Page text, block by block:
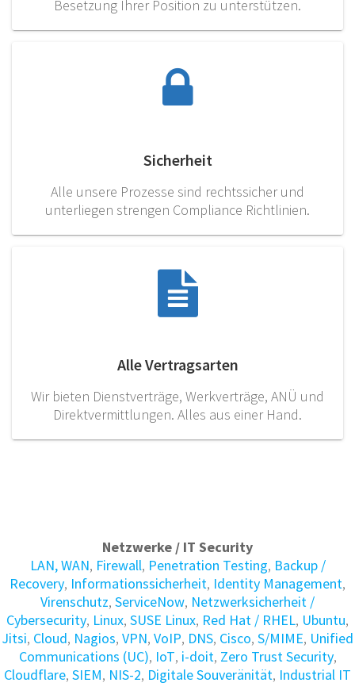
Besetzung Ihrer Position zu unterstützen.
Sicherheit
Alle unsere Prozesse sind rechtssicher und
unterliegen strengen Compliance Richtlinien.
Alle Vertragsarten
Wir bieten Dienstverträge, Werkverträge, ANÜ und
Direktvermittlungen. Alles aus einer Hand.
Netzwerke / IT Security
LAN, WAN, Firewall, Penetration Testing, Backup /
Recovery, Informations­sicherheit, Identity Manage­ment,
Virenschutz, ServiceNow, Netzwerksicherheit /
Cybersecurity, Linux, SUSE Linux, Red Hat / RHEL, Ubuntu,
Jitsi, Cloud, Nagios, VPN, VoIP, DNS, Cisco, S/MIME, Unified
Communications (UC), IoT, i-doit, Zero Trust Security,
Cloudflare, SIEM, NIS-2, Digitale Souveränität, Industrial IT